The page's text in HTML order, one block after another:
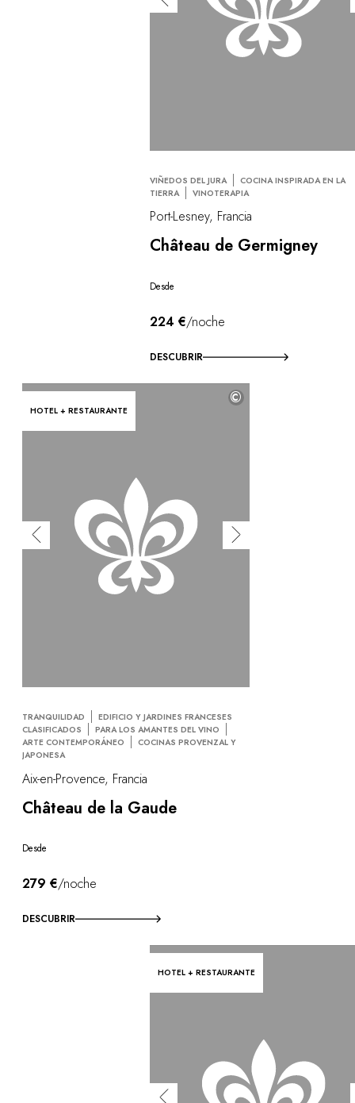
VIÑEDOS DEL JURA
COCINA INSPIRADA EN LA
TIERRA
VINOTERAPIA
Port-Lesney, Francia
Château de Germigney
Desde
224 €/noche
DESCUBRIR
HOTEL + RESTAURANTE
©
TRANQUILIDAD
EDIFICIO Y JARDINES FRANCESES
CLASIFICADOS
PARA LOS AMANTES DEL VINO
ARTE CONTEMPORÁNEO
COCINAS PROVENZAL Y
JAPONESA
Aix-en-Provence, Francia
Château de la Gaude
Desde
279 €/noche
DESCUBRIR
HOTEL + RESTAURANTE